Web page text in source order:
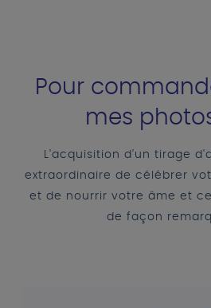
Pour
mes
L'acquisition d'un tirage
extraordinaire de célébrer
et de nourrir votre âme et
de façon